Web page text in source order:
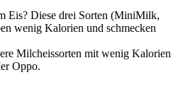
Eis? Diese drei Sorten (MiniMilk,
wenig Kalorien und schmecken
Milcheissorten mit wenig Kalorien
Oppo.